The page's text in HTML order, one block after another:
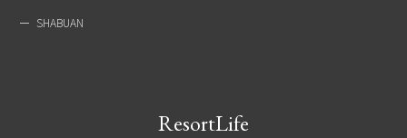
SHABUAN
ResortLife